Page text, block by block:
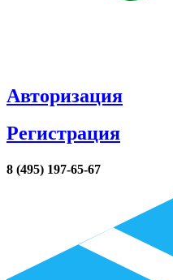
Авторизация
Регистрация
8 (495) 197-65-67